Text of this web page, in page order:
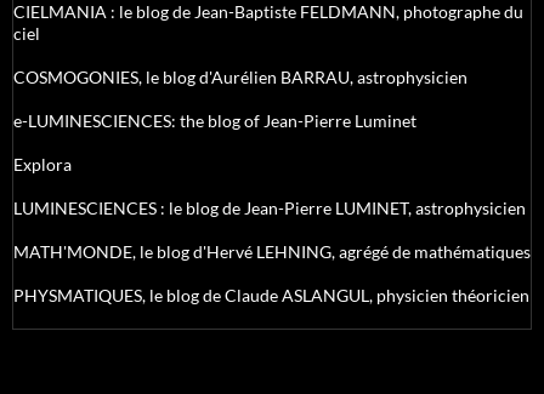
CIELMANIA : le blog de Jean-Baptiste FELDMANN, photographe du
ciel
COSMOGONIES, le blog d'Aurélien BARRAU, astrophysicien
e-LUMINESCIENCES: the blog of Jean-Pierre Luminet
Explora
LUMINESCIENCES : le blog de Jean-Pierre LUMINET, astrophysicien
MATH'MONDE, le blog d'Hervé LEHNING, agrégé de mathématiques
PHYSMATIQUES, le blog de Claude ASLANGUL, physicien théoricien